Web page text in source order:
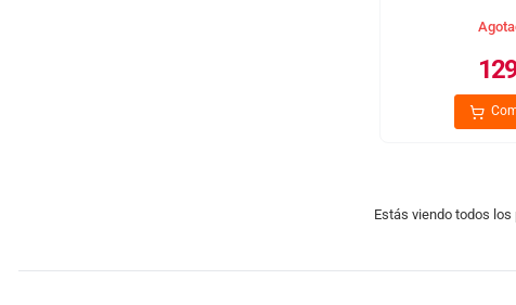
129
Estás viendo todos